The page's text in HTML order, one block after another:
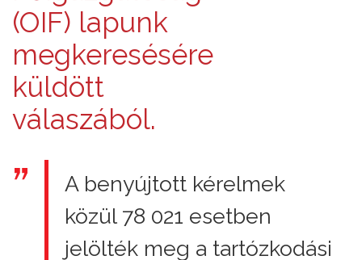
(OIF) lapunk
megkeresésére
küldött
válaszából.
A benyújtott kérelmek
közül 78 021 esetben
jelölték meg a tartózkodási